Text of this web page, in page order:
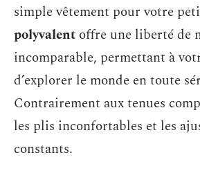
simple vêtement pour votre
polyvalent offre une liberté de
incomparable, permettant à
d’explorer le monde en toute
Contrairement aux tenues
les plis inconfortables et les
constants.